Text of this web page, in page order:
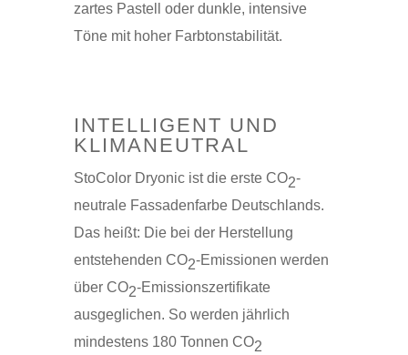
zartes Pastell oder dunkle, intensive
Töne mit hoher Farbtonstabilität.
INTELLIGENT UND
KLIMANEUTRAL
StoColor Dryonic ist die erste CO2-
neutrale Fassadenfarbe Deutschlands.
Das heißt: Die bei der Herstellung
entstehenden CO2-Emissionen werden
über CO2-Emissionszertifikate
ausgeglichen. So werden jährlich
mindestens 180 Tonnen CO2